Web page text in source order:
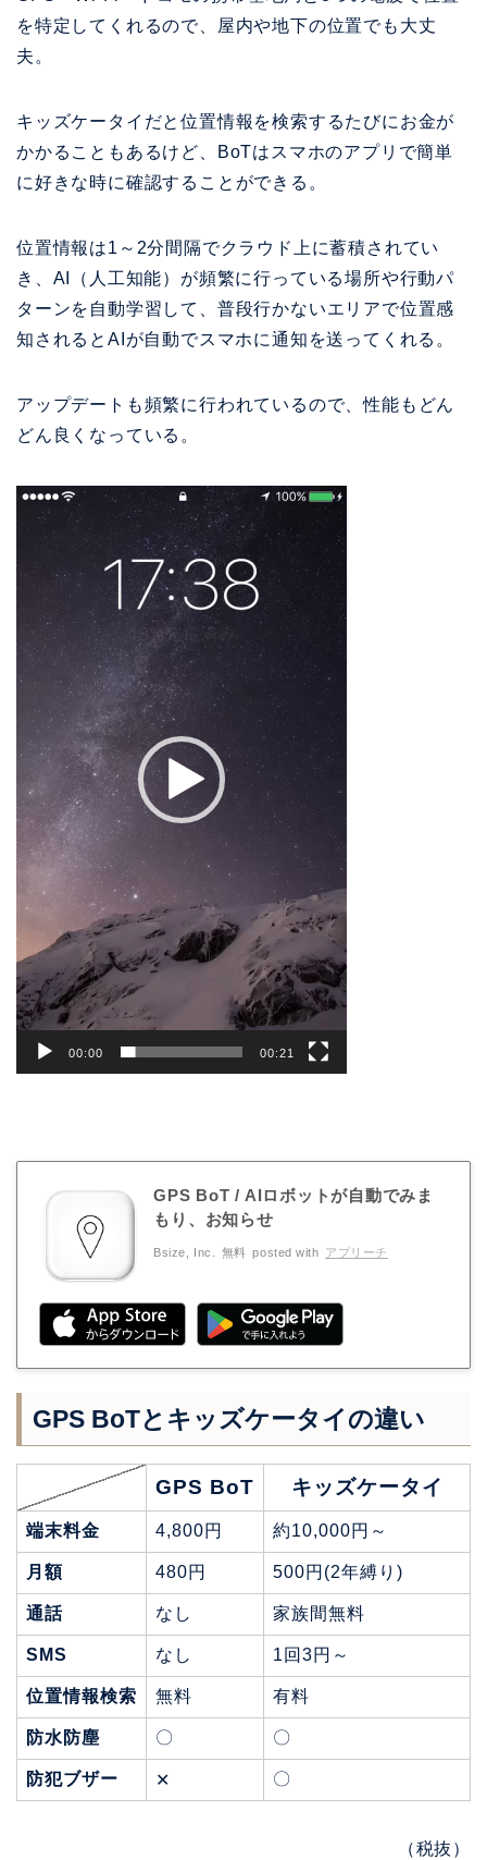
を特定してくれるので、屋内や地下の位置でも大丈
夫。
キッズケータイだと位置情報を検索するたびにお金が
かかることもあるけど、BoTはスマホのアプリで簡単
に好きな時に確認することができる。
位置情報は1～2分間隔でクラウド上に蓄積されてい
き、AI（人工知能）が頻繁に行っている場所や行動パ
ターンを自動学習して、普段行かないエリアで位置感
知されるとAIが自動でスマホに通知を送ってくれる。
アップデートも頻繁に行われているので、性能もどん
どん良くなっている。
動
レ
ー
ー
00:00 00:21
GPS BoT / AIロボットが自動でみま
もり、お知らせ
Bsize, Inc. 無料 posted with アプリーチ
GPS BoTとキッズケータイの違い
GPS BoT キッズケータイ
端末料金 4,800円 約10,000円～
月額 480円 500円(2年縛り)
通話 なし 家族間無料
SMS なし 1回3円～
位置情報検索 無料 有料
防水防塵 〇 〇
防犯ブザー ✕ 〇
（税抜）